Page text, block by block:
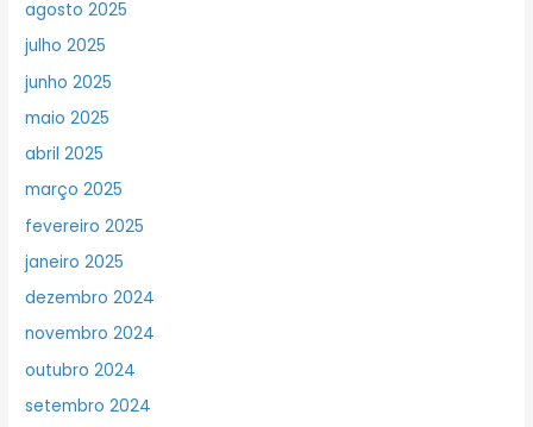
agosto 2025
julho 2025
junho 2025
maio 2025
abril 2025
março 2025
fevereiro 2025
janeiro 2025
dezembro 2024
novembro 2024
outubro 2024
setembro 2024